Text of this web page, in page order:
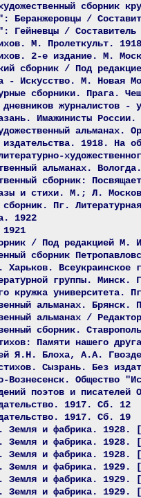
сборник
Беранжеровцы /
Гейневцы /
М. Пролеткульт. 1918
2-е издание. М.
сборник / Под
- Искусство. М. Новая
сборники. Прага.
дневников
Имажинисты России.
альманах.
1918. На
альманах.
сборник:
и стихи. М.; Л.
сборник. Пг.
1922
/ Под редакцией М.
сборник
Всеукраинское
группы. Минск.
кружка университета.
альманах. Брянск.
альманах /
сборник.
Памяти нашего
Я.Н. Блоха, А.А.
Сызрань. Без
Вознесенск. Общество
поэтов и писателей
1917. Сб. 12
1917. Сб. 19
Земля и фабрика.
Земля и фабрика.
Земля и фабрика.
Земля и фабрика.
Земля и фабрика.
Земля и фабрика.